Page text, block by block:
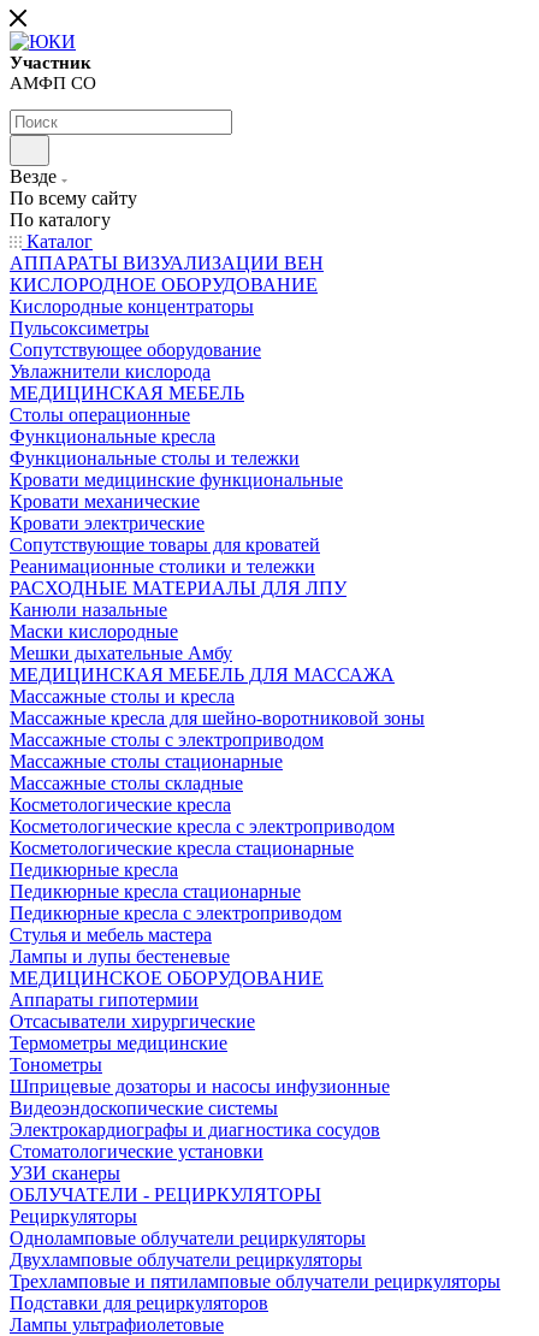
Участник
АМФП СО
Везде
По всему сайту
По каталогу
Каталог
АППАРАТЫ ВИЗУАЛИЗАЦИИ ВЕН
КИСЛОРОДНОЕ ОБОРУДОВАНИЕ
Кислородные концентраторы
Пульсоксиметры
Сопутствующее оборудование
Увлажнители кислорода
МЕДИЦИНСКАЯ МЕБЕЛЬ
Столы операционные
Функциональные кресла
Функциональные столы и тележки
Кровати медицинские функциональные
Кровати механические
Кровати электрические
Сопутствующие товары для кроватей
Реанимационные столики и тележки
РАСХОДНЫЕ МАТЕРИАЛЫ ДЛЯ ЛПУ
Канюли назальные
Маски кислородные
Мешки дыхательные Амбу
МЕДИЦИНСКАЯ МЕБЕЛЬ ДЛЯ МАССАЖА
Массажные столы и кресла
Массажные кресла для шейно-воротниковой зоны
Массажные столы с электроприводом
Массажные столы стационарные
Массажные столы складные
Косметологические кресла
Косметологические кресла с электроприводом
Косметологические кресла стационарные
Педикюрные кресла
Педикюрные кресла стационарные
Педикюрные кресла с электроприводом
Стулья и мебель мастера
Лампы и лупы бестеневые
МЕДИЦИНСКОЕ ОБОРУДОВАНИЕ
Аппараты гипотермии
Отсасыватели хирургические
Термометры медицинские
Тонометры
Шприцевые дозаторы и насосы инфузионные
Видеоэндоскопические системы
Электрокардиографы и диагностика сосудов
Стоматологические установки
УЗИ сканеры
ОБЛУЧАТЕЛИ - РЕЦИРКУЛЯТОРЫ
Рециркуляторы
Одноламповые облучатели рециркуляторы
Двухламповые облучатели рециркуляторы
Трехламповые и пятиламповые облучатели рециркуляторы
Подставки для рециркуляторов
Лампы ультрафиолетовые